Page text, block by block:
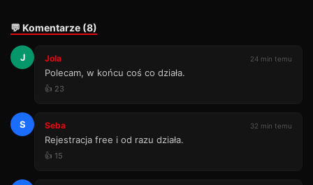
💬 Komentarze (8)
J Jola 24 min temu
Polecam, w końcu coś co działa.
👍 23
S Seba 32 min temu
Rejestracja free i od razu działa.
👍 15